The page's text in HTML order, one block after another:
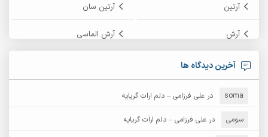
آرتین آرتین سان
آرش آرش الماسی
آرش امامی
آرش عثمان
آخرین دیدگاه ها
soma در علی فرزامی – دلم ارات گریایه
سومی در علی فرزامی – دلم ارات گریایه